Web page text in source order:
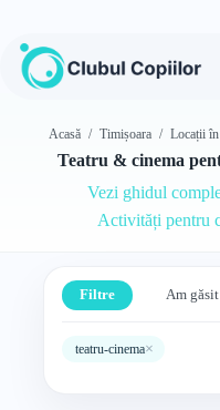
conținut
Acasă / Timișoara / Locații
Teatru & cinema
Vezi ghidul
Activități pentru
Filtre Am
teatru-cinema×